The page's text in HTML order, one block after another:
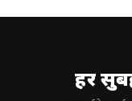
हर